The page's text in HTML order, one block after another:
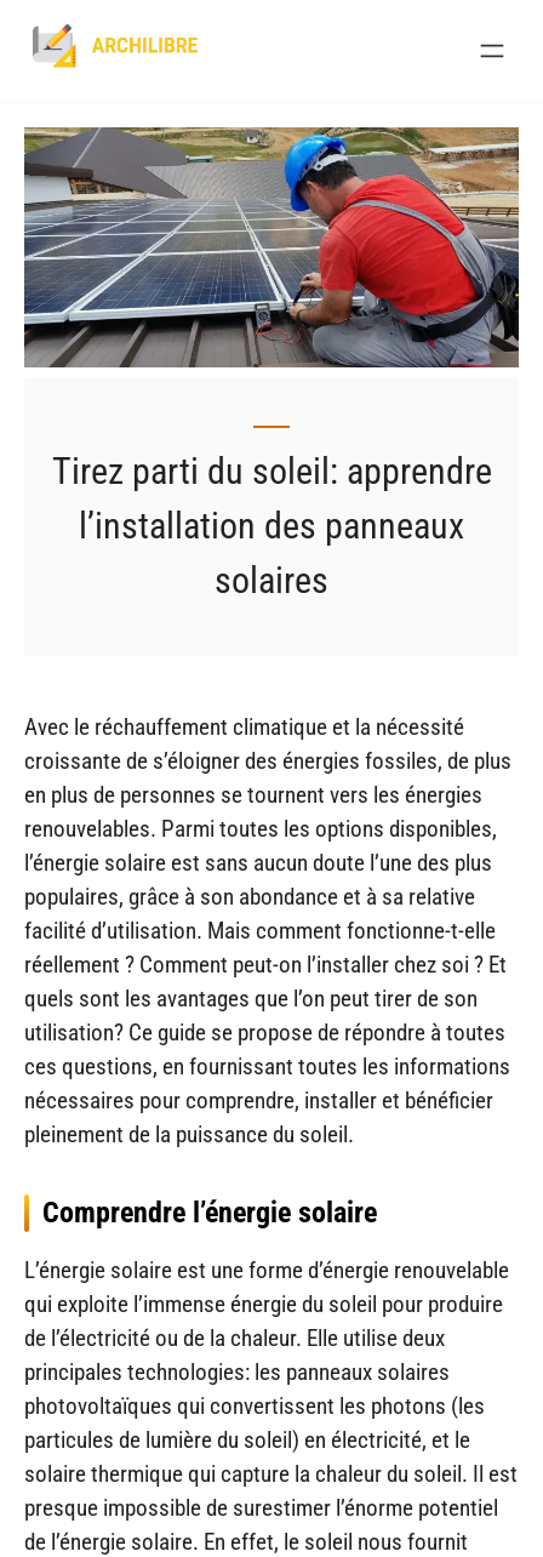
Tirez parti du soleil: apprendre
l’installation des panneaux
solaires
Avec le réchauffement climatique et la nécessité
croissante de s’éloigner des énergies fossiles, de plus
en plus de personnes se tournent vers les énergies
renouvelables. Parmi toutes les options disponibles,
l’énergie solaire est sans aucun doute l’une des plus
populaires, grâce à son abondance et à sa relative
facilité d’utilisation. Mais comment fonctionne-t-elle
réellement ? Comment peut-on l’installer chez soi ? Et
quels sont les avantages que l’on peut tirer de son
utilisation? Ce guide se propose de répondre à toutes
ces questions, en fournissant toutes les informations
nécessaires pour comprendre, installer et bénéficier
pleinement de la puissance du soleil.
Comprendre l’énergie solaire
L’énergie solaire est une forme d’énergie renouvelable
qui exploite l’immense énergie du soleil pour produire
de l’électricité ou de la chaleur. Elle utilise deux
principales technologies: les panneaux solaires
photovoltaïques qui convertissent les photons (les
particules de lumière du soleil) en électricité, et le
solaire thermique qui capture la chaleur du soleil. Il est
presque impossible de surestimer l’énorme potentiel
de l’énergie solaire. En effet, le soleil nous fournit